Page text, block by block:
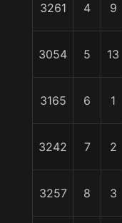
3261 4 9
3054 5 13
3165 6 1
3242 7 2
3257 8 3